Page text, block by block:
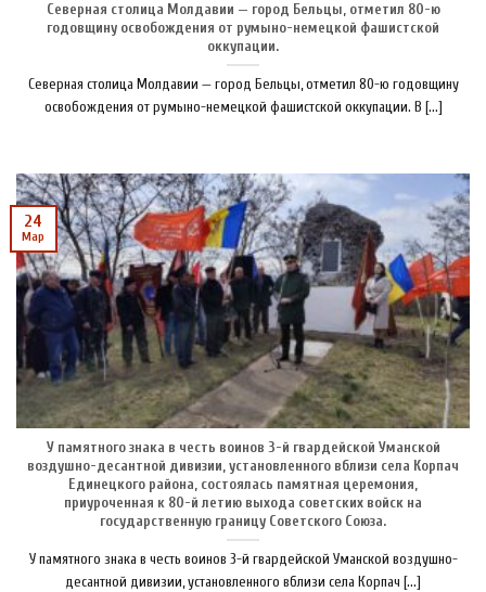
Северная столица Молдавии — город Бельцы, отметил 80-ю
годовщину освобождения от румыно-немецкой фашистской
оккупации.
Северная столица Молдавии — город Бельцы, отметил 80-ю годовщину
освобождения от румыно-немецкой фашистской оккупации. В [...]
У памятного знака в честь воинов 3-й гвардейской Уманской
воздушно-десантной дивизии, установленного вблизи села Корпач
Единецкого района, состоялась памятная церемония,
приуроченная к 80-й летию выхода советских войск на
государственную границу Советского Союза.
У памятного знака в честь воинов 3-й гвардейской Уманской воздушно-
десантной дивизии, установленного вблизи села Корпач [...]
24
Мар